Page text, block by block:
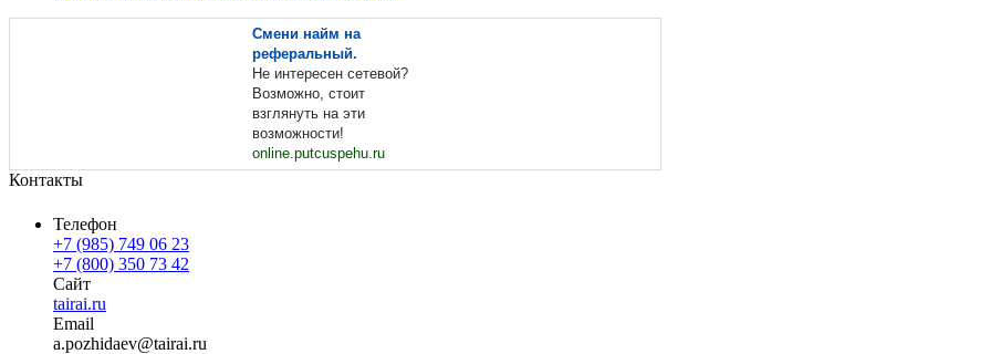
Смени найм на
реферальный.
Не интересен сетевой?
Возможно, стоит
взглянуть на эти
возможности!
online.putcuspehu.ru
Контакты
Телефон
+7 (985) 749 06 23
+7 (800) 350 73 42
Сайт
tairai.ru
Email
a.pozhidaev@tairai.ru